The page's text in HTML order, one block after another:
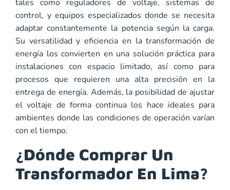
tales como reguladores de voltaje, sistemas de
control, y equipos especializados donde se necesita
adaptar constantemente la potencia según la carga.
Su versatilidad y eficiencia en la transformación de
energía los convierten en una solución práctica para
instalaciones con espacio limitado, así como para
procesos que requieren una alta precisión en la
entrega de energía. Además, la posibilidad de ajustar
el voltaje de forma continua los hace ideales para
ambientes donde las condiciones de operación varían
con el tiempo.
¿Dónde Comprar Un
Transformador En Lima?